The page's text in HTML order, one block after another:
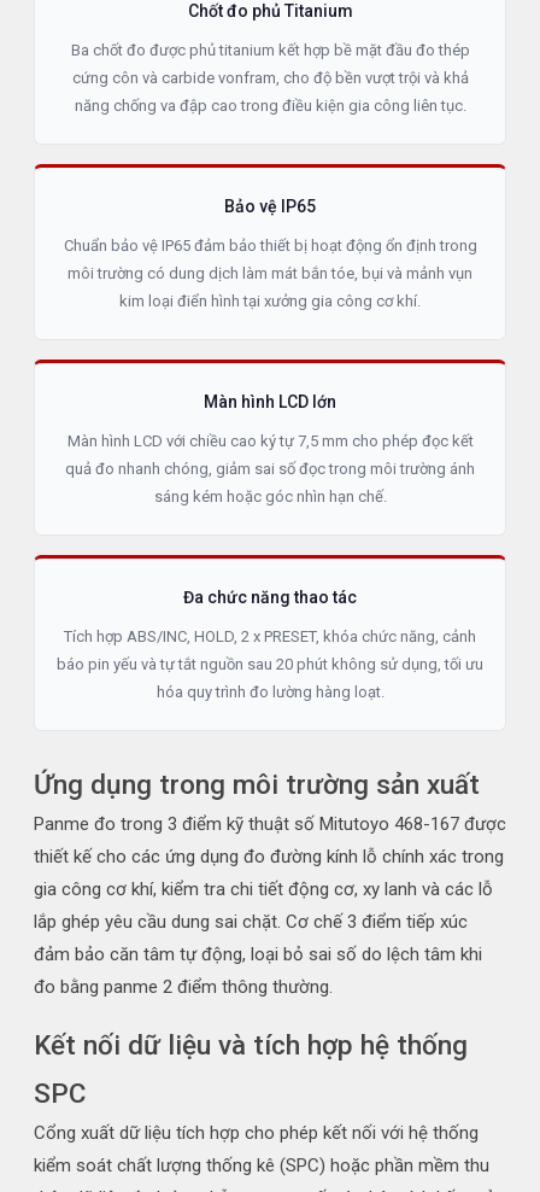
Chốt đo phủ Titanium
Ba chốt đo được phủ titanium kết hợp bề mặt đầu đo thép
cứng côn và carbide vonfram, cho độ bền vượt trội và khả
năng chống va đập cao trong điều kiện gia công liên tục.
Bảo vệ IP65
Chuẩn bảo vệ IP65 đảm bảo thiết bị hoạt động ổn định trong
môi trường có dung dịch làm mát bắn tóe, bụi và mảnh vụn
kim loại điển hình tại xưởng gia công cơ khí.
Màn hình LCD lớn
Màn hình LCD với chiều cao ký tự 7,5 mm cho phép đọc kết
quả đo nhanh chóng, giảm sai số đọc trong môi trường ánh
sáng kém hoặc góc nhìn hạn chế.
Đa chức năng thao tác
Tích hợp ABS/INC, HOLD, 2 x PRESET, khóa chức năng, cảnh
báo pin yếu và tự tắt nguồn sau 20 phút không sử dụng, tối ưu
hóa quy trình đo lường hàng loạt.
Ứng dụng trong môi trường sản xuất
Panme đo trong 3 điểm kỹ thuật số Mitutoyo 468-167 được
thiết kế cho các ứng dụng đo đường kính lỗ chính xác trong
gia công cơ khí, kiểm tra chi tiết động cơ, xy lanh và các lỗ
lắp ghép yêu cầu dung sai chặt. Cơ chế 3 điểm tiếp xúc
đảm bảo căn tâm tự động, loại bỏ sai số do lệch tâm khi
đo bằng panme 2 điểm thông thường.
Kết nối dữ liệu và tích hợp hệ thống
SPC
Cổng xuất dữ liệu tích hợp cho phép kết nối với hệ thống
kiểm soát chất lượng thống kê (SPC) hoặc phần mềm thu